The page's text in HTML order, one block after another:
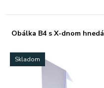
Obálka B4 s X-dnom hnedá
Skladom